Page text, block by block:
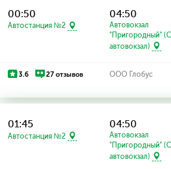
00:50
Автостанция №2
04:50
Автовокзал
"Пригородный"
автовокзал)
3.6 27 отзывов ООО Глобус
01:45
Автостанция №2
04:50
Автовокзал
"Пригородный"
автовокзал)